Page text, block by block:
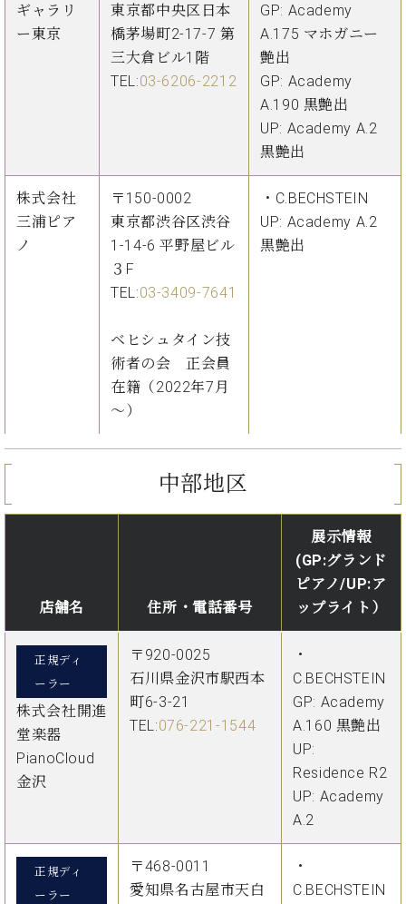
ギャラリ
ー東京
東京都中央区日本
橋茅場町2-17-7 第
三大倉ビル1階
TEL:03-6206-2212
GP: Academy
A.175 マホガニー
艶出
GP: Academy
A.190 黒艶出
UP: Academy A.2
黒艶出
株式会社
三浦ピア
ノ
〒150-0002
東京都渋谷区渋谷
1-14-6 平野屋ビル
３F
TEL:03-3409-7641
ベヒシュタイン技
術者の会 正会員
在籍（2022年7月
～）
・C.BECHSTEIN
UP: Academy A.2
黒艶出
中部地区
店舗名 住所・電話番号
展示情報
(GP:グランド
ピアノ/UP:ア
ップライト）
正規ディ
ーラー
株式会社開進
堂楽器
PianoCloud
金沢
〒920-0025
石川県金沢市駅西本
町6-3-21
TEL:076-221-1544
・
C.BECHSTEIN
GP: Academy
A.160 黒艶出
UP:
Residence R2
UP: Academy
A.2
正規ディ
ーラー
〒468-0011
愛知県名古屋市天白
・
C.BECHSTEIN